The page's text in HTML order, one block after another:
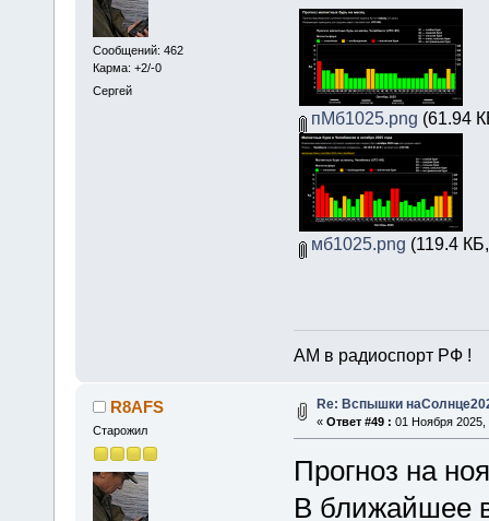
Сообщений: 462
Карма: +2/-0
Сергей
пМб1025.png (61.94
мб1025.png (119.4
АМ в радиоспорт РФ !
R8AFS
Старожил
Re: Вспышки
« Ответ #49 : 01 Ноября 2025,
Прогноз на
В ближайшее